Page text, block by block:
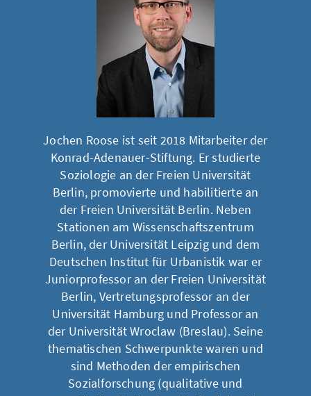
Jochen Roose ist seit 2018 Mitarbeiter der
Konrad-Adenauer-Stiftung. Er studierte
Soziologie an der Freien Universität
Berlin, promovierte und habilitierte an
der Freien Universität Berlin. Neben
Stationen am Wissenschaftszentrum
Berlin, der Universität Leipzig und dem
Deutschen Institut für Urbanistik war er
Juniorprofessor an der Freien Universität
Berlin, Vertretungsprofessor an der
Universität Hamburg und Professor an
der Universität Wroclaw (Breslau). Seine
thematischen Schwerpunkte waren und
sind Methoden der empirischen
Sozialforschung (qualitative und